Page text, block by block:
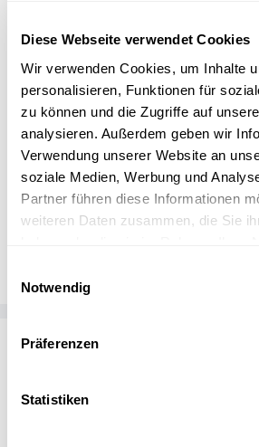
Diese Webseite verwendet Cookies
Wir verwenden Cookies, um Inhalte
personalisieren, Funktionen für
zu können und die Zugriffe auf
analysieren. Außerdem geben wir
Verwendung unserer Website an
soziale Medien, Werbung und
Partner führen diese Informationen
weiteren Daten zusammen, die Sie
Notwendig
Präferenzen
Statistiken
Stadt Schriesheim
Weitere Informationen finden Sie
Straßenfest 2025 Antrag
Öffentlichkeitsarbeit
Passend zum Thema